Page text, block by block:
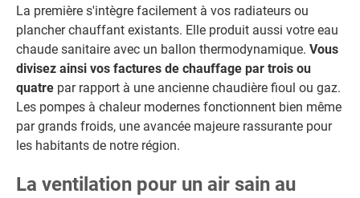
La première s'intègre facilement à vos radiateurs ou
plancher chauffant existants. Elle produit aussi votre eau
chaude sanitaire avec un ballon thermodynamique. Vous
divisez ainsi vos factures de chauffage par trois ou
quatre par rapport à une ancienne chaudière fioul ou gaz.
Les pompes à chaleur modernes fonctionnent bien même
par grands froids, une avancée majeure rassurante pour
les habitants de notre région.
La ventilation pour un air sain au